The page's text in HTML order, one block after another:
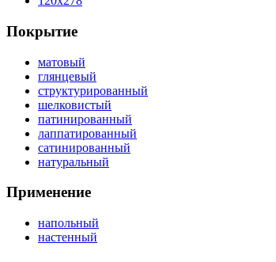
Покрытие
матовый
глянцевый
структурированный
шелковистый
патинированный
лаппатированный
сатинированный
натуральный
Применение
напольный
настенный